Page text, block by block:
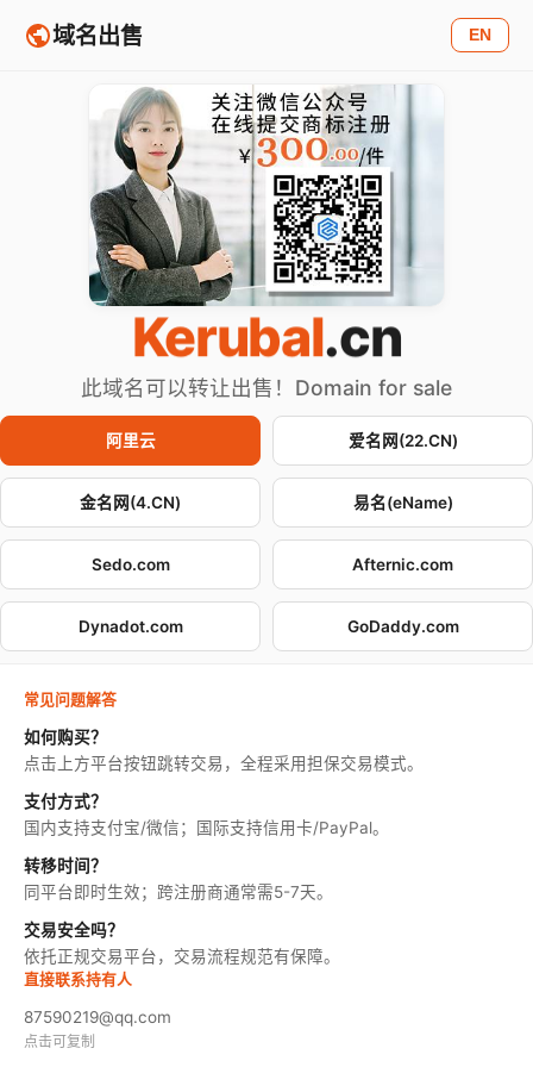
域名出售 EN
Kerubal.cn
此域名可以转让出售！Domain for sale
阿里云 爱名网(22.CN)
金名网(4.CN) 易名(eName)
Sedo.com Afternic.com
Dynadot.com GoDaddy.com
常见问题解答
如何购买？
点击上方平台按钮跳转交易，全程采用担保交易模式。
支付方式？
国内支持支付宝/微信；国际支持信用卡/PayPal。
转移时间？
同平台即时生效；跨注册商通常需5-7天。
交易安全吗？
依托正规交易平台，交易流程规范有保障。
直接联系持有人
87590219@qq.com
点击可复制